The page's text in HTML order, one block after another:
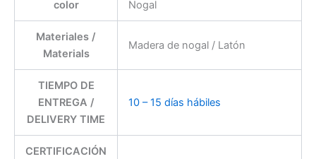
color Nogal
Materiales /
Materials
Madera de nogal / Latón
TIEMPO DE
ENTREGA /
DELIVERY TIME
10 – 15 días hábiles
CERTIFICACIÓN